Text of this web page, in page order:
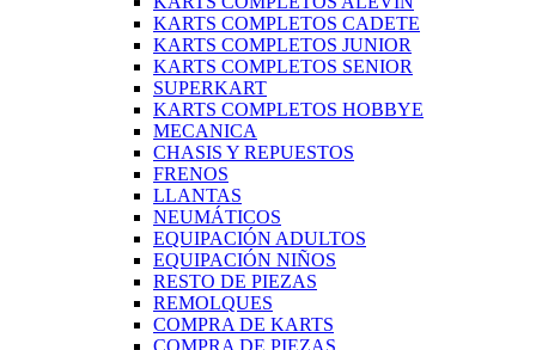
KARTS COMPLETOS CADETE
KARTS COMPLETOS JUNIOR
KARTS COMPLETOS SENIOR
SUPERKART
KARTS COMPLETOS HOBBYE
MECANICA
CHASIS Y REPUESTOS
FRENOS
LLANTAS
NEUMÁTICOS
EQUIPACIÓN ADULTOS
EQUIPACIÓN NIÑOS
RESTO DE PIEZAS
REMOLQUES
COMPRA DE KARTS
COMPRA DE PIEZAS